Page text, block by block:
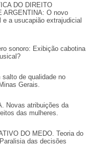
DO DIREITO
ARGENTINA: O novo
a usucapião extrajudicial
sonoro: Exibição cabotina
de qualidade no
Gerais.
Novas atribuições da
das mulheres.
DO MEDO. Teoria do
das decisões